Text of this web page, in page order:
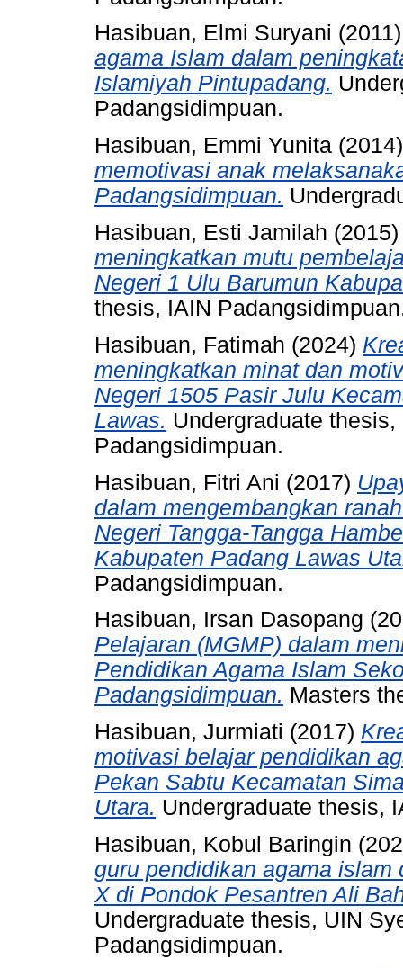
Hasibuan, Elmi Suryani
agama Islam dalam
Islamiyah Pintupadang.
Padangsidimpuan.
Hasibuan, Emmi Yunita
memotivasi anak
Padangsidimpuan.
Hasibuan, Esti Jamilah
meningkatkan mutu
Negeri 1 Ulu Barumun
thesis, IAIN
Hasibuan, Fatimah (2024)
meningkatkan minat dan
Negeri 1505 Pasir Julu
Lawas. Undergraduate
Padangsidimpuan.
Hasibuan, Fitri Ani (2017)
dalam mengembangkan
Negeri Tangga-Tangga
Kabupaten Padang Lawas
Padangsidimpuan.
Hasibuan, Irsan Dasopang
Pelajaran (MGMP) dalam
Pendidikan Agama Islam
Padangsidimpuan. Masters
Hasibuan, Jurmiati (2017)
motivasi belajar pendidikan
Pekan Sabtu Kecamatan
Utara. Undergraduate thesis,
Hasibuan, Kobul Baringin
guru pendidikan agama
X di Pondok Pesantren Ali
Undergraduate thesis, UIN
Padangsidimpuan.